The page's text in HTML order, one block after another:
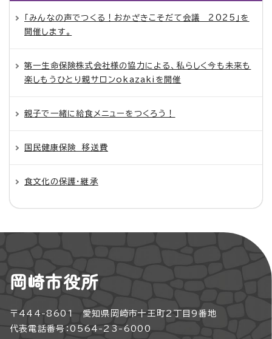
「みんなの声でつくる！おかざきこそだて会議 2025」を
開催します。
第一生命保険株式会社様の協力による、私らしく今も未来も
楽しもうひとり親サロンokazakiを開催
親子で一緒に給食メニューをつくろう！
国民健康保険 移送費
食文化の保護・継承
岡崎市役所
〒444-8601 愛知県岡崎市十王町2丁目9番地
代表電話番号：0564-23-6000